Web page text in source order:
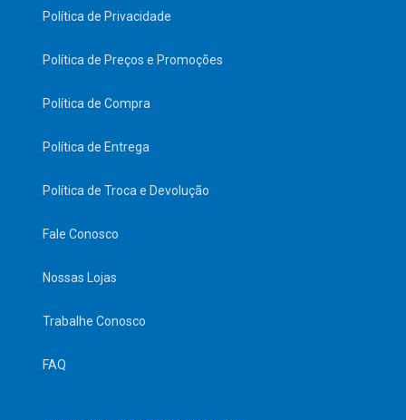
Política de Privacidade
Política de Preços e Promoções
Política de Compra
Política de Entrega
Política de Troca e Devolução
Fale Conosco
Nossas Lojas
Trabalhe Conosco
FAQ